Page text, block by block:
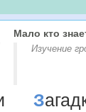
Мало кто
Изучение